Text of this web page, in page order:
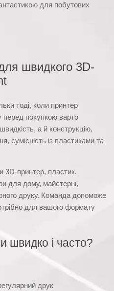
для побутових
швидкого 3D-
тоді, коли принтер
перед покупкою варто
а й конструкцію,
сумісність із пластиками та
3D-принтер, пластик,
для дому, майстерні,
друку. Команда допоможе
для вашого формату
швидко і часто?
друк